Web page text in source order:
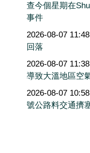
查今個星期在
事件
2026-08-07 11:48
回落
2026-08-07 11:38
導致大溫地區空
2026-08-07 10:58
號公路料交通擠